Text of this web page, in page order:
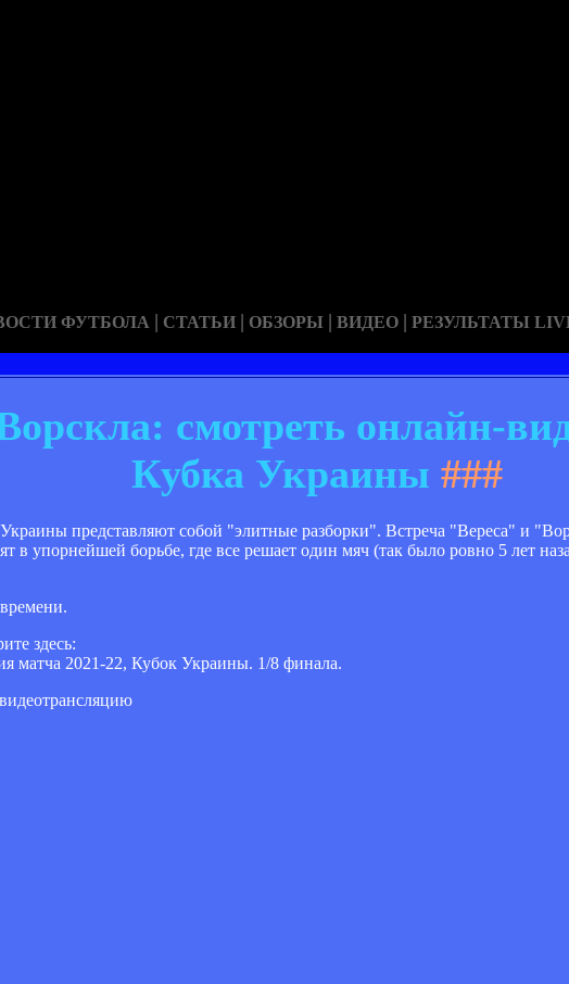
ФУТБОЛА | СТАТЬИ | ОБЗОРЫ | ВИДЕО | РЕЗУЛЬТАТЫ
смотреть онлайн-
Кубка Украины ###
представляют собой "элитные разборки". Встреча "Вереса" и
в упорнейшей борьбе, где все решает один мяч (так было ровно 5 лет
здесь:
матча 2021-22, Кубок Украины. 1/8 финала.